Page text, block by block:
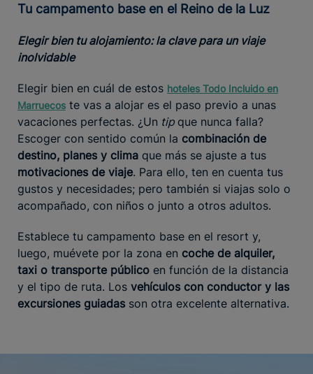
Tu campamento base en el Reino de la Luz
Elegir bien tu alojamiento: la clave para un viaje
inolvidable
Elegir bien en cuál de estos hoteles Todo Incluido en
Marruecos te vas a alojar es el paso previo a unas
vacaciones perfectas. ¿Un tip que nunca falla?
Escoger con sentido común la combinación de
destino, planes y clima que más se ajuste a tus
motivaciones de viaje. Para ello, ten en cuenta tus
gustos y necesidades; pero también si viajas solo o
acompañado, con niños o junto a otros adultos.
Establece tu campamento base en el resort y,
luego, muévete por la zona en coche de alquiler,
taxi o transporte público en función de la distancia
y el tipo de ruta. Los vehículos con conductor y las
excursiones guiadas son otra excelente alternativa.